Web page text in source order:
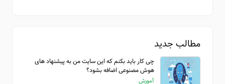
مطالب جدید
چی کار باید بکنم که این سایت من به پیشنهاد های
هوش مصنوعی اضافه بشود؟
آموزش